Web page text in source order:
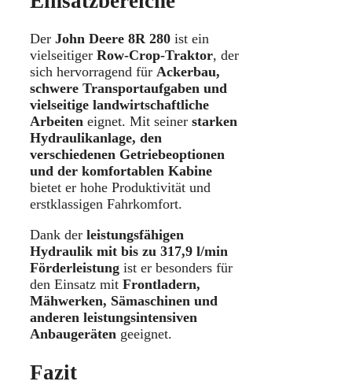
Der John Deere 8R 280 ist ein
vielseitiger Row-Crop-Traktor, der
sich hervorragend für Ackerbau,
schwere Transportaufgaben und
vielseitige landwirtschaftliche
Arbeiten eignet. Mit seiner starken
Hydraulikanlage, den
verschiedenen Getriebeoptionen
und der komfortablen Kabine
bietet er hohe Produktivität und
erstklassigen Fahrkomfort.
Dank der leistungsfähigen
Hydraulik mit bis zu 317,9 l/min
Förderleistung ist er besonders für
den Einsatz mit Frontladern,
Mähwerken, Sämaschinen und
anderen leistungsintensiven
Anbaugeräten geeignet.
Fazit